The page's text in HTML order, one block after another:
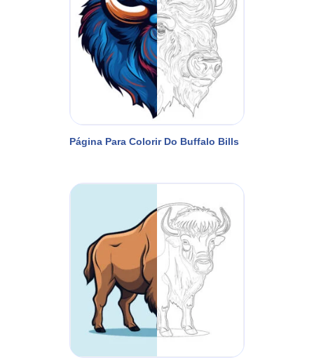
Página Para Colorir Do Buffalo Bills